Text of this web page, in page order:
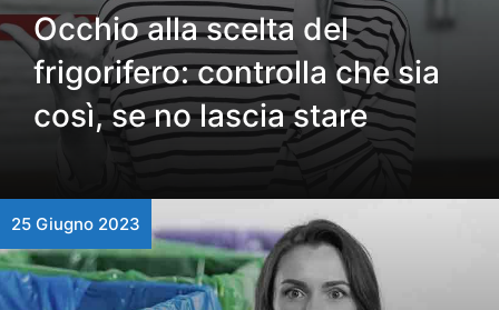
Occhio alla scelta del
frigorifero: controlla che sia
così, se no lascia stare
25 Giugno 2023